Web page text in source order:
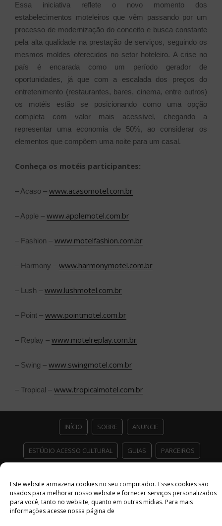
Este website armazena cookies no seu computador. Esses cookies são
usados ​​para melhorar nosso website e fornecer serviços personalizados
para você, tanto no website, quanto em outras mídias. Para mais
informações acesse nossa página de
Essa iniciativa reflete o novo momento dos
estabelecimentos moteleiros que vêm passando por um
processo de modernização do conceito e busca constante
pela alta qualidade na prestação de serviços, seguindo os
mesmos moldes oferecidos no setor hoteleiro. A crise no
país é encarada como um período gerador de
oportunidades, já que com a escalada dos preços do
entretenimento (restaurantes, bares, cinema, entre outros)
os motéis estão se posicionando como uma opção
completa com valor mais acessível, chegando a
representar uma economia de 50%, ao considerar os
elementos que compõem uma noite para um casal.
Conheça os motéis participantes:
– Acaso – www.acasomotel.com.br
– Apple – www.applemotel.com.br
– Fashion – www.motelfashion.com.br
– Harmony – www.harmonymotel.com.br
– Lush – www.lushmotel.com.br
– Point – www.pointmotel.com.br
– Replay – www.motelreplay.com.br
– Swing – www.swingmotel.com.br
– Tropical – www.tropicalmotel.com.br
INÍCIO SOBRE ANUNCIE
ESTÚDIO ACESSO CULTURAL GUIAS PARCEIROS
Facebook
TwitterInstagram
Youtube
Copyright© 2026 Acesso Cultural - Arte, Cultura Pop e Entretenimento